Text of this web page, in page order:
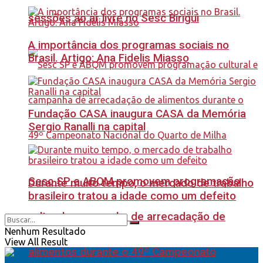
sessões ao ar livre no Sesc Birigui
Sesc SP e ABQM promovem programação
cultural e campanha de arrecadação de
alimentos durante o 49º Campeonato
A importância dos programas sociais no
Brasil. Artigo: Ana Fidelis Miasso
Fundação CASA inaugura CASA da Memória
Sergio Ranalli na capital
Durante muito tempo, o mercado de trabalho
brasileiro tratou a idade como um defeito
Nenhum Resultado
View All Result